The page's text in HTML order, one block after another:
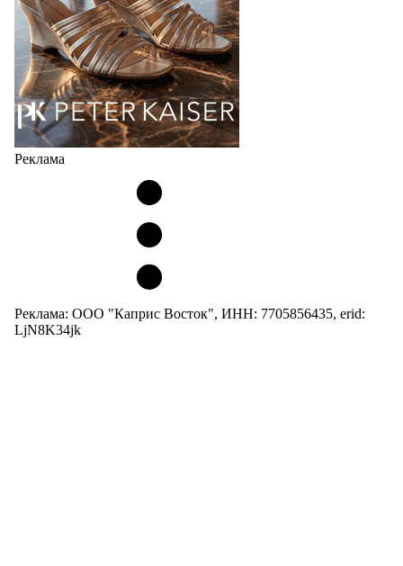
05.08.2026 4103
Реклама
Реклама: ООО "Каприс Восток", ИНН: 7705856435, erid:
LjN8K34jk